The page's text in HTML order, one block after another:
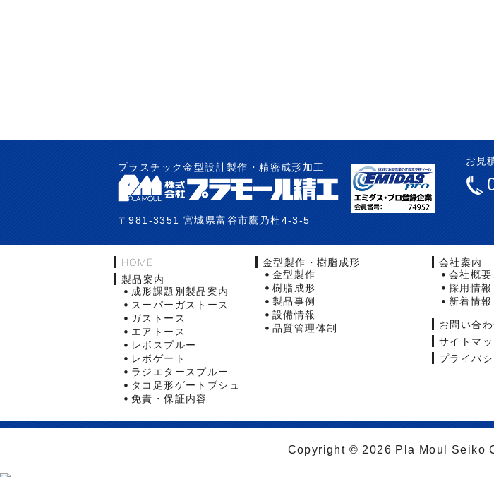
プラスチック金型設計製作・精密成形加工
〒981-3351 宮城県富谷市鷹乃杜4-3-5
お見
HOME
製品案内
成形課題別製品案内
スーパーガストース
ガストース
エアトース
レボスプルー
レボゲート
ラジエタースプルー
タコ足形ゲートブシュ
免責・保証内容
金型製作・樹脂成形
金型製作
樹脂成形
製品事例
設備情報
品質管理体制
会社案内
会社概
採用情報
新着情報
お問い合
サイトマ
プライバ
Copyright © 2026 Pla Moul Seiko